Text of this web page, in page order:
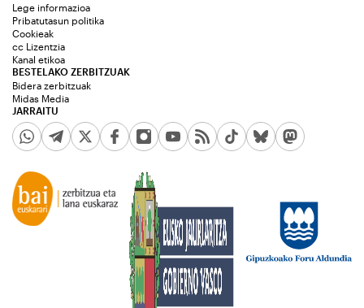
JARRAITU
Lege informazioa
Pribatutasun politika
Cookieak
cc Lizentzia
Kanal etikoa
BESTELAKO ZERBITZUAK
Bidera zerbitzuak
Midas Media